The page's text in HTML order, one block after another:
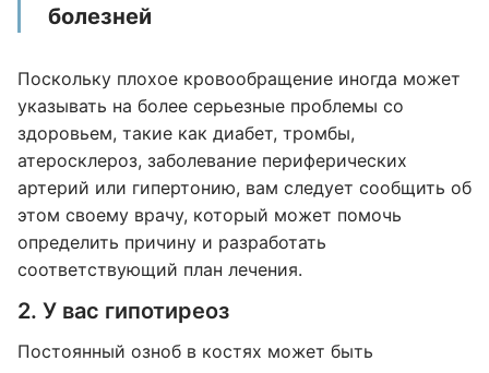
болезней
Поскольку плохое кровообращение иногда может
указывать на более серьезные проблемы со
здоровьем, такие как диабет, тромбы,
атеросклероз, заболевание периферических
артерий или гипертонию, вам следует сообщить об
этом своему врачу, который может помочь
определить причину и разработать
соответствующий план лечения.
2. У вас гипотиреоз
Постоянный озноб в костях может быть